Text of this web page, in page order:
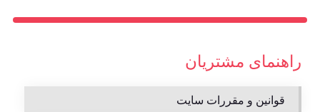
راهنمای مشتریان
قوانین و مقررات سایت